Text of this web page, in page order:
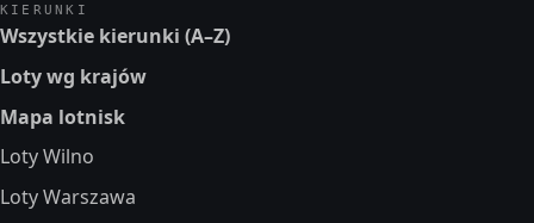
KIERUNKI
Wszystkie kierunki (A–Z)
Loty wg krajów
Mapa lotnisk
Loty Wilno
Loty Warszawa